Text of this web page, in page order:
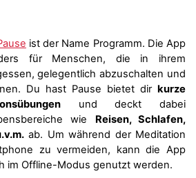
ist der Name Programm. Die App
für Menschen, die in ihrem
gelegentlich abzuschalten und
Du hast Pause bietet dir kurze
und deckt dabei
wie Reisen, Schlafen,
ab. Um während der Meditation
zu vermeiden, kann die App
im Offline-Modus genutzt werden.